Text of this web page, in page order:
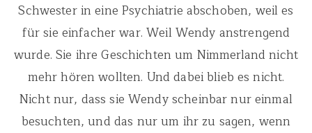
Schwester in eine Psychiatrie abschoben, weil es
für sie einfacher war. Weil Wendy anstrengend
wurde. Sie ihre Geschichten um Nimmerland nicht
mehr hören wollten. Und dabei blieb es nicht.
Nicht nur, dass sie Wendy scheinbar nur einmal
besuchten, und das nur um ihr zu sagen, wenn